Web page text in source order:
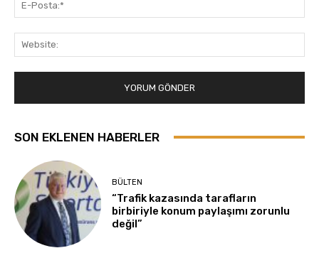
SON EKLENEN HABERLER
BÜLTEN
“Trafik kazasında tarafların
birbiriyle konum paylaşımı zorunlu
değil”